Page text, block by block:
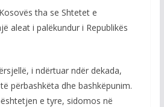
tha se Shtetet e
aleat i palëkundur i Republikës
i ndërtuar ndër dekada,
përbashkëta dhe bashkëpunim.
e tyre, sidomos në